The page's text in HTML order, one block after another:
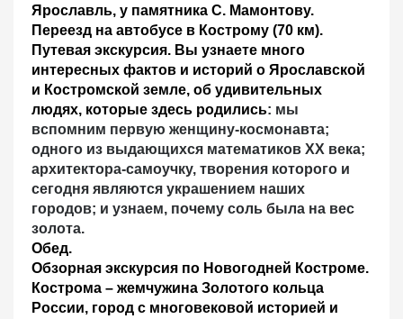
Ярославль, у памятника С. Мамонтову.
Переезд на автобусе в Кострому (70 км).
Путевая экскурсия. Вы узнаете много
интересных фактов и историй о Ярославской
и Костромской земле, об удивительных
людях, которые здесь родились: мы
вспомним первую женщину-космонавта;
одного из выдающихся математиков ХХ века;
архитектора-самоучку, творения которого и
сегодня являются украшением наших
городов; и узнаем, почему соль была на вес
золота.
Обед.
Обзорная экскурсия по Новогодней Костроме.
Кострома – жемчужина Золотого кольца
России, город с многовековой историей и